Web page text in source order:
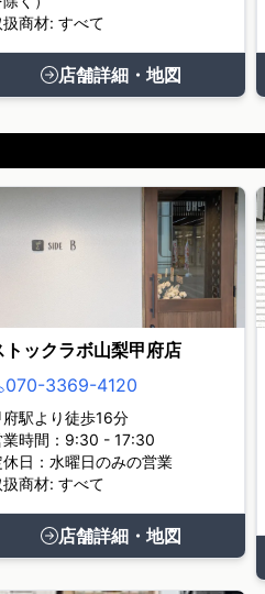
扱商材: すべて
店舗詳細・地図
トックラボ山梨甲府店
070-3369-4120
府駅より徒歩16分
業時間：9:30 - 17:30
休日：水曜日のみの営業
扱商材: すべて
店舗詳細・地図